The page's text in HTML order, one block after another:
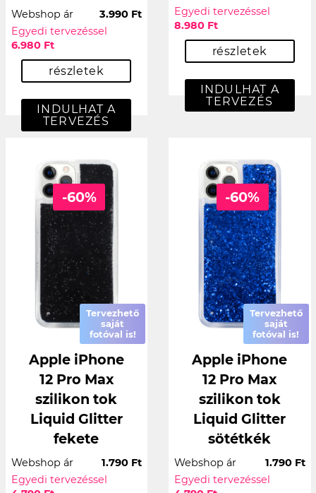
Webshop ár
3.990 Ft
Egyedi tervezéssel
6.980 Ft
részletek
INDULHAT A
TERVEZÉS
Egyedi tervezéssel
8.980 Ft
részletek
INDULHAT A
TERVEZÉS
-60%
Tervezhető
saját
fotóval is!
Apple iPhone
12 Pro Max
szilikon tok
Liquid Glitter
fekete
Webshop ár
1.790 Ft
Egyedi tervezéssel
-60%
Tervezhető
saját
fotóval is!
Apple iPhone
12 Pro Max
szilikon tok
Liquid Glitter
sötétkék
Webshop ár
1.790 Ft
Egyedi tervezéssel